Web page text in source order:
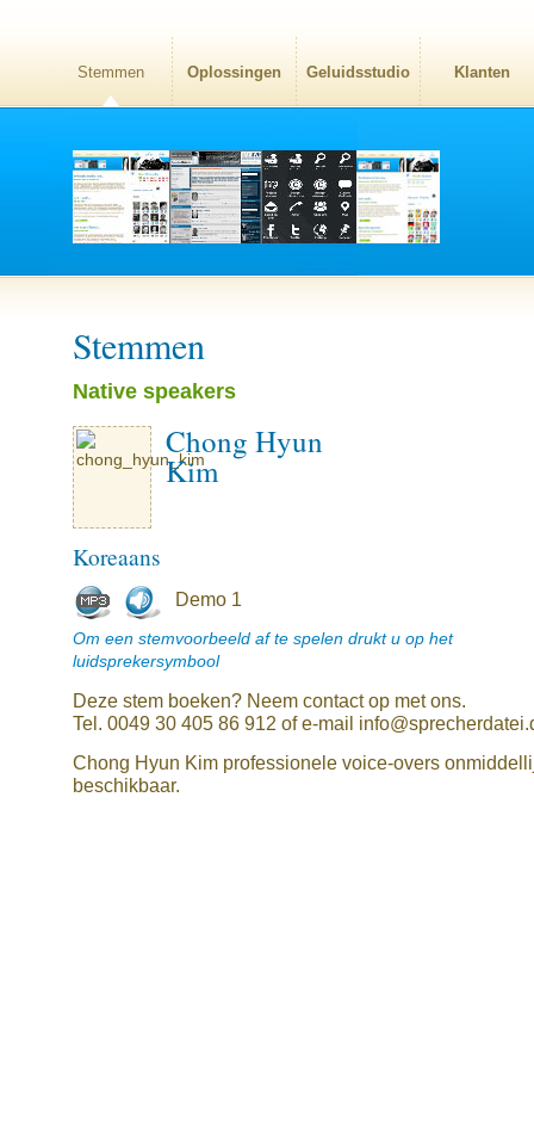
Stemmen Oplossingen Geluidsstudio Klanten
Stemmen
Native speakers
Chong Hyun
Kim
Koreaans
Demo 1
Om een stemvoorbeeld af te spelen drukt u op het
luidsprekersymbool
Deze stem boeken? Neem contact op met ons.
Tel. 0049 30 405 86 912 of e-mail
Chong Hyun Kim professionele voice-overs
beschikbaar.